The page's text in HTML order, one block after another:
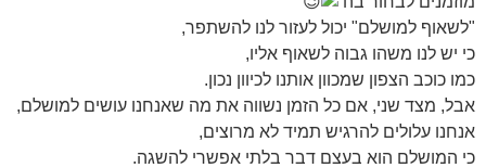
"לשאוף למושלם" יכול לעזור לנו להשתפר,
כי יש לנו משהו גבוה לשאוף אליו,
כמו כוכב הצפון שמכוון אותנו לכיוון נכון.
אבל, מצד שני, אם כל הזמן נשווה את מה שאנחנו עושים למושלם,
אנחנו עלולים להרגיש תמיד לא מרוצים,
כי המושלם הוא בעצם דבר בלתי אפשרי להשגה.